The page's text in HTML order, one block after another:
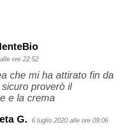
ore 22:52
che mi ha attirato fin da
proverò il
e la crema
G. 6 luglio 2020 alle ore 09:06